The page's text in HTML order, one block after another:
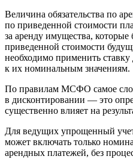
Величина обязательства по
по приведенной стоимости
за аренду имущества,
приведенной стоимости
необходимо применить
к их номинальным значениям.
По правилам МСФО самое
в дисконтировании — это
существенно влияет на
Для ведущих упрощенный
может включать только
арендных платежей, без